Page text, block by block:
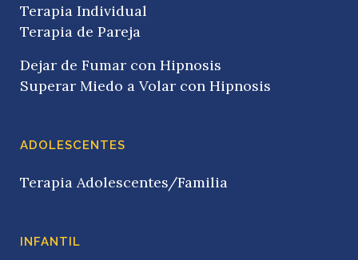
Terapia Individual
Terapia de Pareja
Dejar de Fumar con Hipnosis
Superar Miedo a Volar con Hipnosis
ADOLESCENTES
Terapia Adolescentes/Familia
INFANTIL